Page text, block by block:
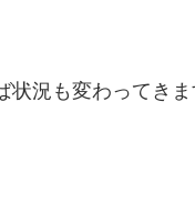
況も変わってき